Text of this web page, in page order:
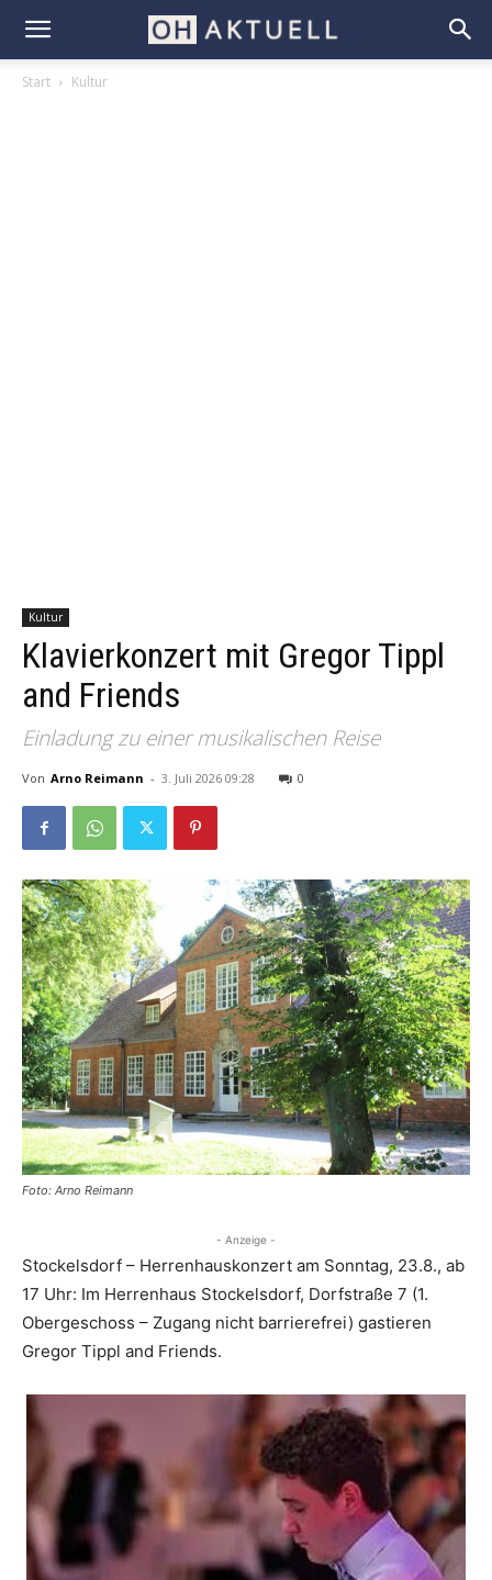
Start Kultur
Kultur
Klavierkonzert mit Gregor Tippl
and Friends
Einladung zu einer musikalischen Reise
Von Arno Reimann - 3. Juli 2026 09:28 0
Foto: Arno Reimann
- Anzeige -
Stockelsdorf – Herrenhauskonzert am Sonntag, 23.8., ab
17 Uhr: Im Herrenhaus Stockelsdorf, Dorfstraße 7 (1.
Obergeschoss – Zugang nicht barrierefrei) gastieren
Gregor Tippl and Friends.